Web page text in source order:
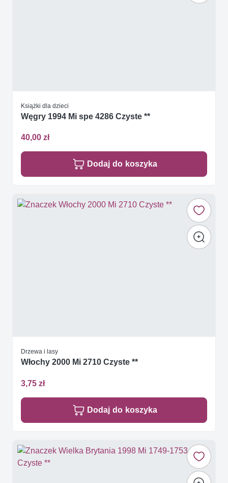
Książki dla dzieci
Węgry 1994 Mi spe 4286 Czyste **
40,00 zł
Dodaj do koszyka
Drzewa i lasy
Włochy 2000 Mi 2710 Czyste **
3,75 zł
Dodaj do koszyka